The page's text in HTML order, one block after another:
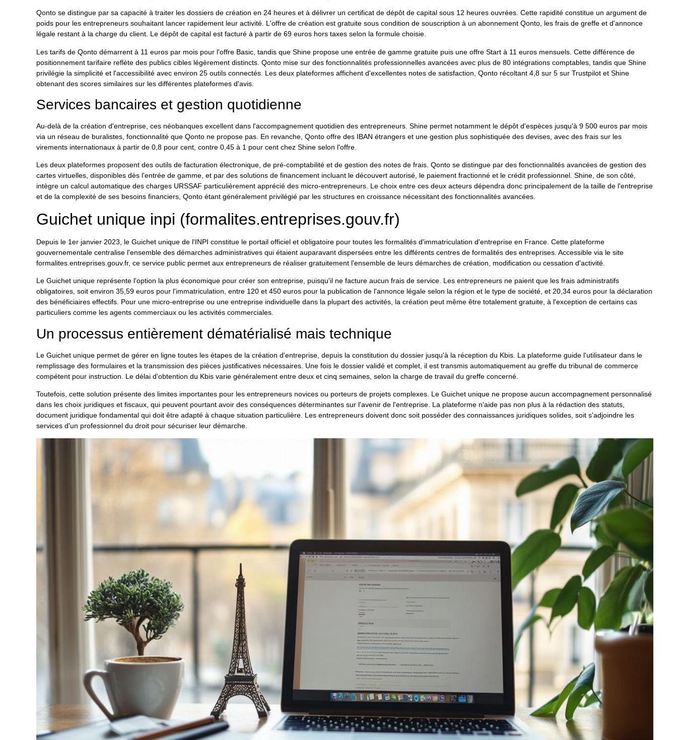
Qonto se distingue par sa capacité à traiter les dossiers de création en 24 heures et à délivrer un certificat de dépôt de capital sous 12 heures ouvrées. Cette rapidité constitue un argument de
poids pour les entrepreneurs souhaitant lancer rapidement leur activité. L'offre de création est gratuite sous condition de souscription à un abonnement Qonto, les frais de greffe et d'annonce
légale restant à la charge du client. Le dépôt de capital est facturé à partir de 69 euros hors taxes selon la formule choisie.
Les tarifs de Qonto démarrent à 11 euros par mois pour l'offre Basic, tandis que Shine propose une entrée de gamme gratuite puis une offre Start à 11 euros mensuels. Cette différence de
positionnement tarifaire reflète des publics cibles légèrement distincts. Qonto mise sur des fonctionnalités professionnelles avancées avec plus de 80 intégrations comptables, tandis que Shine
privilégie la simplicité et l'accessibilité avec environ 25 outils connectés. Les deux plateformes affichent d'excellentes notes de satisfaction, Qonto récoltant 4,8 sur 5 sur Trustpilot et Shine
obtenant des scores similaires sur les différentes plateformes d'avis.
Services bancaires et gestion quotidienne
Au-delà de la création d'entreprise, ces néobanques excellent dans l'accompagnement quotidien des entrepreneurs. Shine permet notamment le dépôt d'espèces jusqu'à 9 500 euros par mois
via un réseau de buralistes, fonctionnalité que Qonto ne propose pas. En revanche, Qonto offre des IBAN étrangers et une gestion plus sophistiquée des devises, avec des frais sur les
virements internationaux à partir de 0,8 pour cent, contre 0,45 à 1 pour cent chez Shine selon l'offre.
Les deux plateformes proposent des outils de facturation électronique, de pré-comptabilité et de gestion des notes de frais. Qonto se distingue par des fonctionnalités avancées de gestion des
cartes virtuelles, disponibles dès l'entrée de gamme, et par des solutions de financement incluant le découvert autorisé, le paiement fractionné et le crédit professionnel. Shine, de son côté,
intègre un calcul automatique des charges URSSAF particulièrement apprécié des micro-entrepreneurs. Le choix entre ces deux acteurs dépendra donc principalement de la taille de l'entreprise
et de la complexité de ses besoins financiers, Qonto étant généralement privilégié par les structures en croissance nécessitant des fonctionnalités avancées.
Guichet unique inpi (formalites.entreprises.gouv.fr)
Depuis le 1er janvier 2023, le Guichet unique de l'INPI constitue le portail officiel et obligatoire pour toutes les formalités d'immatriculation d'entreprise en France. Cette plateforme
gouvernementale centralise l'ensemble des démarches administratives qui étaient auparavant dispersées entre les différents centres de formalités des entreprises. Accessible via le site
formalites.entreprises.gouv.fr, ce service public permet aux entrepreneurs de réaliser gratuitement l'ensemble de leurs démarches de création, modification ou cessation d'activité.
Le Guichet unique représente l'option la plus économique pour créer son entreprise, puisqu'il ne facture aucun frais de service. Les entrepreneurs ne paient que les frais administratifs
obligatoires, soit environ 35,59 euros pour l'immatriculation, entre 120 et 450 euros pour la publication de l'annonce légale selon la région et le type de société, et 20,34 euros pour la déclaration
des bénéficiaires effectifs. Pour une micro-entreprise ou une entreprise individuelle dans la plupart des activités, la création peut même être totalement gratuite, à l'exception de certains cas
particuliers comme les agents commerciaux ou les activités commerciales.
Un processus entièrement dématérialisé mais technique
Le Guichet unique permet de gérer en ligne toutes les étapes de la création d'entreprise, depuis la constitution du dossier jusqu'à la réception du Kbis. La plateforme guide l'utilisateur dans le
remplissage des formulaires et la transmission des pièces justificatives nécessaires. Une fois le dossier validé et complet, il est transmis automatiquement au greffe du tribunal de commerce
compétent pour instruction. Le délai d'obtention du Kbis varie généralement entre deux et cinq semaines, selon la charge de travail du greffe concerné.
Toutefois, cette solution présente des limites importantes pour les entrepreneurs novices ou porteurs de projets complexes. Le Guichet unique ne propose aucun accompagnement personnalisé
dans les choix juridiques et fiscaux, qui peuvent pourtant avoir des conséquences déterminantes sur l'avenir de l'entreprise. La plateforme n'aide pas non plus à la rédaction des statuts,
document juridique fondamental qui doit être adapté à chaque situation particulière. Les entrepreneurs doivent donc soit posséder des connaissances juridiques solides, soit s'adjoindre les
services d'un professionnel du droit pour sécuriser leur démarche.